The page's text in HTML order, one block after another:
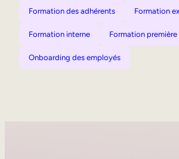
Formation des adhérents Formation
Formation interne Formation première
Onboarding des employés